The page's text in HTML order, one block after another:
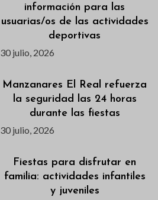
información para las
usuarias/os de las actividades
deportivas
30 julio, 2026
Manzanares El Real refuerza
la seguridad las 24 horas
durante las fiestas
30 julio, 2026
Fiestas para disfrutar en
familia: actividades infantiles
y juveniles